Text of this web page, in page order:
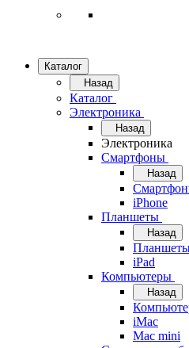
Каталог
Назад
Каталог
Электроника
Назад
Электроника
Смартфоны
Назад
iPhone
Планшеты
Назад
iPad
Компьютеры
Назад
iMac
Mac mini